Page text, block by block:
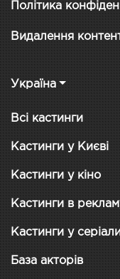
Політика
Видалення
Україна
Всі кастинги
Кастинги у Києві
Кастинги у кіно
Кастинги в
Кастинги у
База акторів